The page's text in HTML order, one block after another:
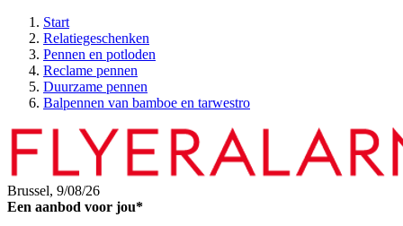
Start
Relatiegeschenken
Pennen en potloden
Reclame pennen
Duurzame pennen
Balpennen van bamboe en tarwestro
Brussel, 9/08/26
Een aanbod voor jou*